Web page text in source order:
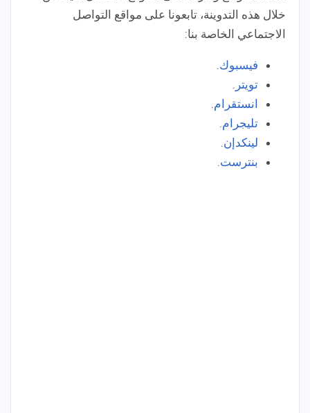
خلال هذه التدوينة، تابعونا على مواقع التواصل
الاجتماعي الخاصة بنا:
فيسبوك.
تويتر .
انستقرام.
تليجرام.
لينكدإن.
بنترست.